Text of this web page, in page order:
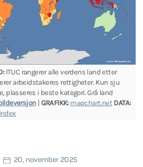
ITUC rangerer alle verdens land etter
arbeidstakeres rettigheter. Kun sju
plasseres i beste kategori. Grå land
| GRAFIKK: mapchart.net DATA:
20, november 2025